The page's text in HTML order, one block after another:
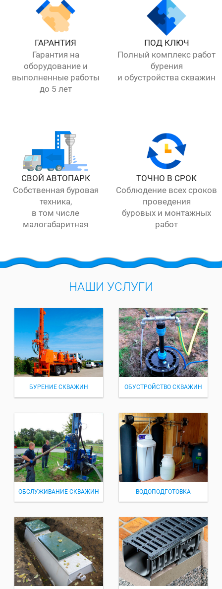
ГАРАНТИЯ
Гарантия на
оборудование и
выполненные работы
до 5 лет
ПОД КЛЮЧ
Полный комплекс работ
бурения
и обустройства скважин
СВОЙ АВТОПАРК
Собственная буровая
техника,
в том числе
малогабаритная
ТОЧНО В СРОК
Соблюдение всех сроков
проведения
буровых и монтажных
работ
НАШИ УСЛУГИ
БУРЕНИЕ СКВАЖИН ОБУСТРОЙСТВО СКВАЖИН
ОБСЛУЖИВАНИЕ СКВАЖИН ВОДОПОДГОТОВКА